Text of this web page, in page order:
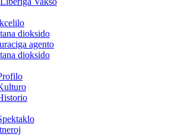
dioksido
agento
dioksido